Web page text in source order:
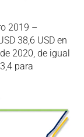
2019 –
38,6 USD en
2020, de igual
para